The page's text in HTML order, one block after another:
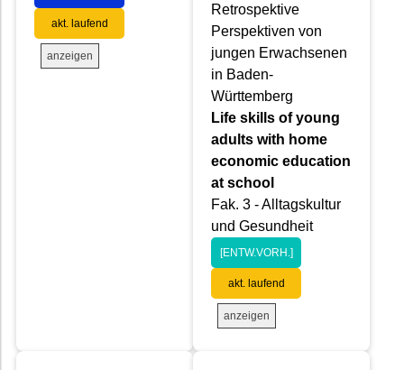
akt. laufend
anzeigen
Retrospektive
Perspektiven von
jungen Erwachsenen
in Baden-
Württemberg
Life skills of young
adults with home
economic education
at school
Fak. 3 - Alltagskultur
und Gesundheit
[ENTW.VORH.]
akt. laufend
anzeigen